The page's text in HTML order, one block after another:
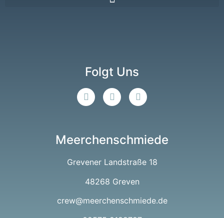
Folgt Uns
Meerchenschmiede
Grevener Landstraße 18
48268 Greven
crew@meerchenschmiede.de